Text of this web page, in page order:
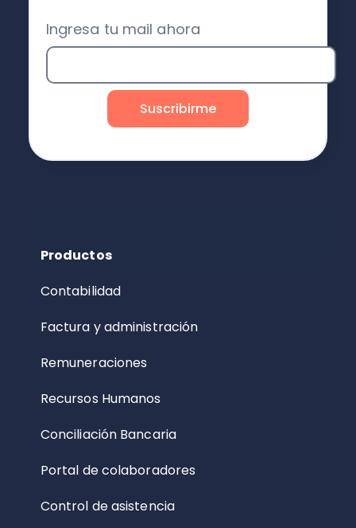
Ingresa tu mail ahora
Productos
Contabilidad
Factura y administración
Remuneraciones
Recursos Humanos
Conciliación Bancaria
Portal de colaboradores
Control de asistencia